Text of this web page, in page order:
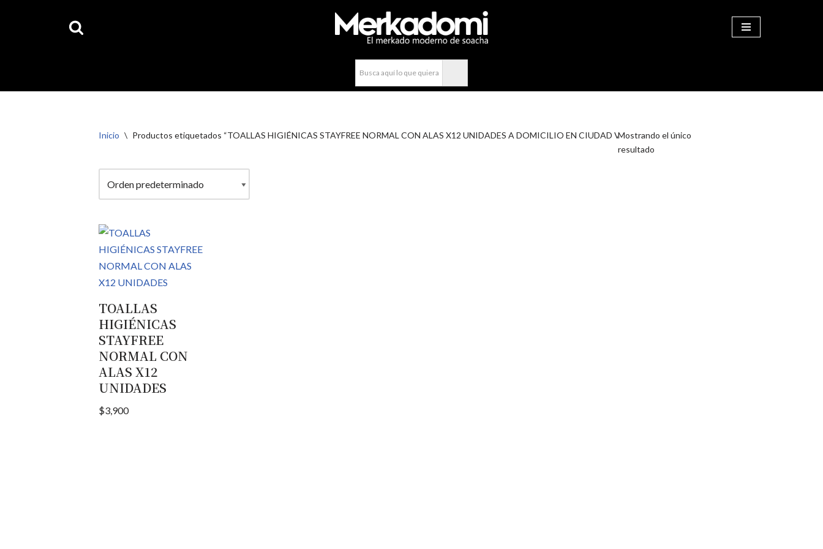
Inicio \ Productos etiquetados “TOALLAS HIGIÉNICAS STAYFREE NORMAL CON ALAS X12 UNIDADES A DOMICILIO EN CIUDAD VERDE”Mostrando el único
resultado
TOALLAS
HIGIÉNICAS
STAYFREE
NORMAL CON
ALAS X12
UNIDADES
$3,900
Ahora compra fácil y rápido por WhatsApp en Soacha COMPRAR